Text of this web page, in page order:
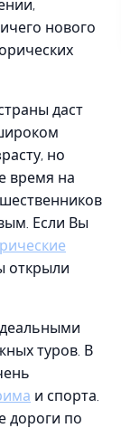
нового
даст
но
время на
Если Вы
открыли
туров. В
и спорта.
дороги по